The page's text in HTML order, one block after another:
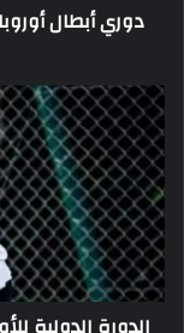
حساب
دوري أبطال
الدورة
الدولية
للأواسط
"حيدرة":
تأهل
اللاعبتين
الجزائريتين
باداش
وبوجمعاوي
الى